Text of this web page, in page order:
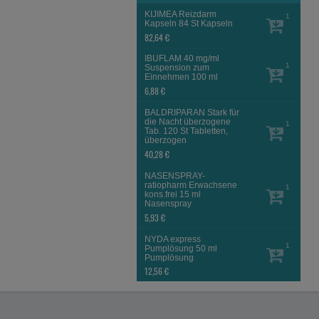
KIJIMEA Reizdarm
Kapseln84 St Kapseln
82,64 €
1
IBUFLAM 40 mg/ml
Suspension zum
Einnehmen 100 ml
6,88 €
1
BALDRIPARAN Stark für
die Nacht überzogene
Tab. 120 StTabletten,
überzogen
40,28 €
1
NASENSPRAY-
ratiopharm Erwachsene
kons.frei 15 ml
Nasenspray
5,93 €
1
NYDA express
Pumplösung50 ml
Pumplösung
12,56 €
1